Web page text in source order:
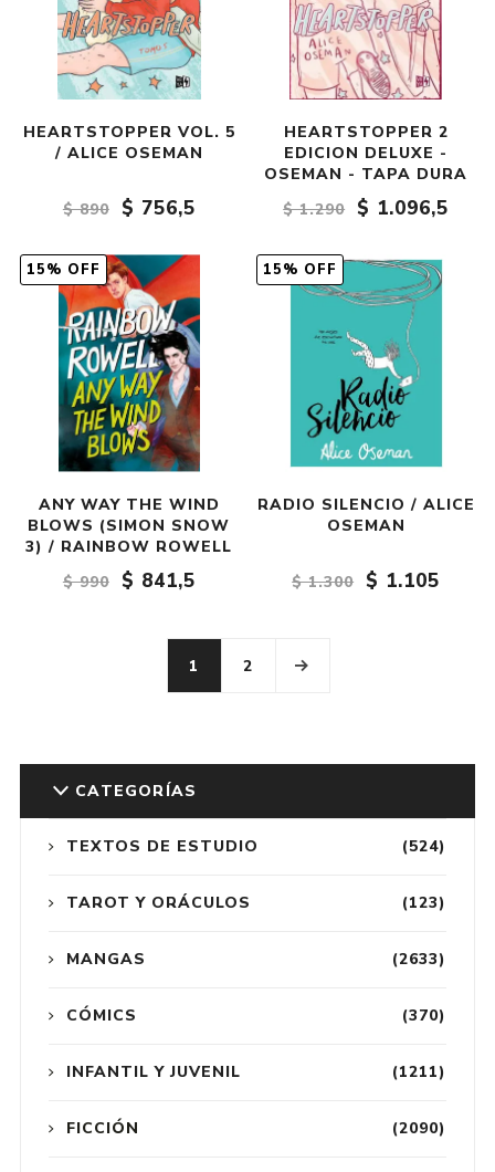
HEARTSTOPPER VOL. 5
/ ALICE OSEMAN
$ 890 $ 756,5
HEARTSTOPPER 2
EDICION DELUXE -
OSEMAN - TAPA DURA
$ 1.290
$ 1.096,5
15% OFF
ANY WAY THE WIND
BLOWS (SIMON SNOW
3) / RAINBOW ROWELL
$ 990
$ 841,5
15% OFF
RADIO SILENCIO / ALICE
OSEMAN
$ 1.300 $ 1.105
1 2
CATEGORÍAS
(524)
TEXTOS DE ESTUDIO
(123)
TAROT Y ORÁCULOS
(2633)
MANGAS
(370)
CÓMICS
(1211)
INFANTIL Y JUVENIL
(2090)
FICCIÓN